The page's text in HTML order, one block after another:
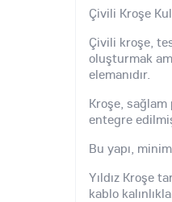
Çivili Kroşe
Çivili kroşe,
oluşturmak
elemanıdır.
Kroşe,
entegre
Bu yapı,
Yıldız Kroşe
kablo